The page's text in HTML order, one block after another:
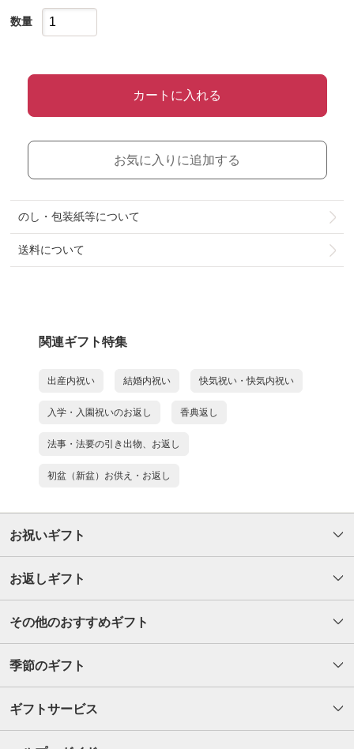
数量
カートに入れる
お気に入りに追加する
のし・包装紙等について
送料について
関連ギフト特集
出産内祝い 結婚内祝い 快気祝い・快気内祝い
入学・入園祝いのお返し 香典返し
法事・法要の引き出物、お返し
初盆（新盆）お供え・お返し
お祝いギフト
お返しギフト
その他のおすすめギフト
季節のギフト
ギフトサービス